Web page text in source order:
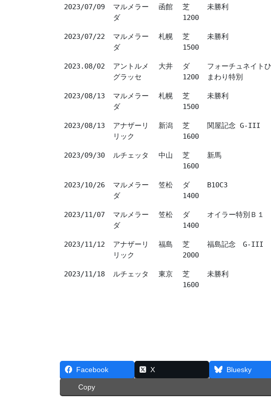
2023/07/09
マルメラー
ダ
函館
芝
1200
未勝利
2023/07/22
マルメラー
ダ
札幌
芝
1500
未勝利
2023.08/02
アントルメ
グラッセ
大井
ダ
1200
フォーチュネイトひ
まわり特別
2023/08/13
マルメラー
ダ
札幌
芝
1500
未勝利
2023/08/13
アナザーリ
リック
新潟
芝
1600
関屋記念 G-III
2023/09/30 ルチェッタ 中山
芝
1600
新馬
2023/10/26
マルメラー
ダ
笠松
ダ
1400
B10C3
2023/11/07
マルメラー
ダ
笠松
ダ
1400
オイラー特別Ｂ１
2023/11/12
アナザーリ
リック
福島
芝
2000
福島記念　G-III
2023/11/18 ルチェッタ 東京
芝
1600
未勝利
Facebook X Bluesky
Copy